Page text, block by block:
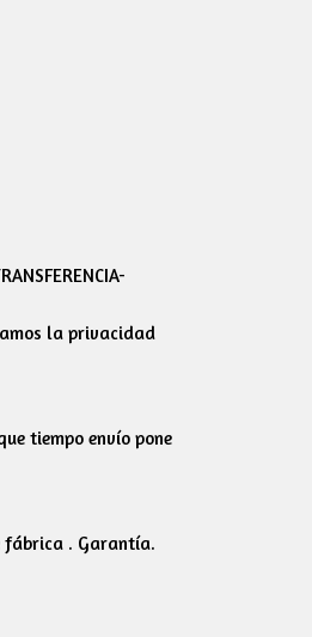
la privacidad
tiempo envío pone
fábrica . Garantía.